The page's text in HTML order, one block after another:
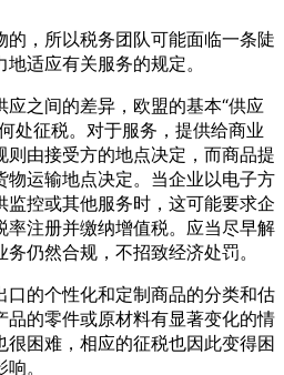
的，所以税务团队可能面临一条陡
适应有关服务的规定。
之间的差异，欧盟的基本“供应
处征税。对于服务，提供给商业
由接受方的地点决定，而商品提
物运输地点决定。当企业以电子方
控或其他服务时，这可能要求企
率注册并缴纳增值税。应当尽早解
仍然合规，不招致经济处罚。
口的个性化和定制商品的分类和估
品的零件或原材料有显著变化的情
困难，相应的征税也因此变得困
。